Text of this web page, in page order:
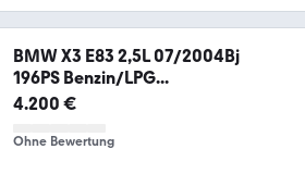
BMW X3 E83 2,5L 07/2004Bj
196PS Benzin/LPG...
4.200 €
Ohne Bewertung